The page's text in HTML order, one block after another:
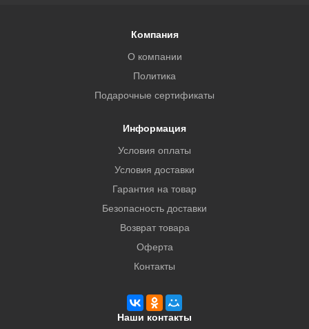
Компания
О компании
Политика
Подарочные сертификаты
Информация
Условия оплаты
Условия доставки
Гарантия на товар
Безопасность доставки
Возврат товара
Оферта
Контакты
Наши контакты